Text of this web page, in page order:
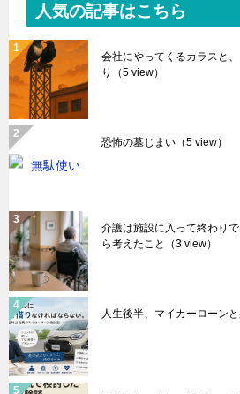
人気の記事はこちら
会社にやってくるカラスと
り
（5 view）
恐怖の墓じまい （5 view）
介護は施設に入って終わり
ら考えたこと
（3 view）
人生後半、マイカーローン